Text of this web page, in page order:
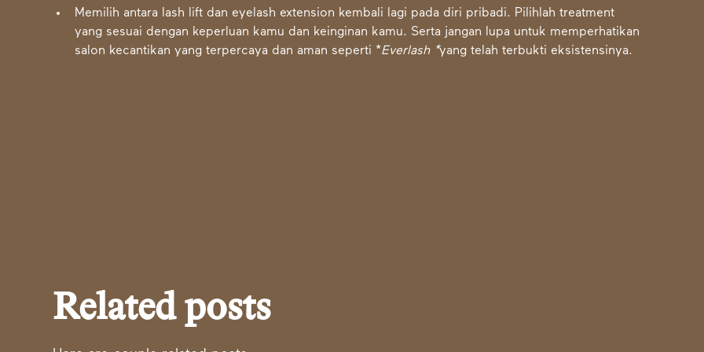
Memilih antara lash lift dan eyelash extension kembali lagi pada diri pribadi. Pilihlah treatment
yang sesuai dengan keperluan kamu dan keinginan kamu. Serta jangan lupa untuk memperhatikan
salon kecantikan yang terpercaya dan aman seperti *Everlash*yang telah terbukti eksistensinya.
Related posts